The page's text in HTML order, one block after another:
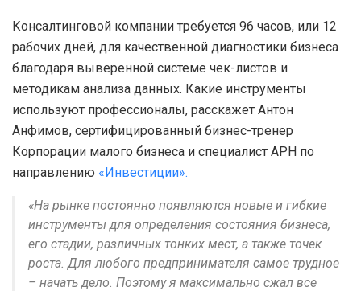
Консалтинговой компании требуется 96 часов, или 12
рабочих дней, для качественной диагностики бизнеса
благодаря выверенной системе чек-листов и
методикам анализа данных. Какие инструменты
используют профессионалы, расскажет Антон
Анфимов, сертифицированный бизнес-тренер
Корпорации малого бизнеса и специалист АРН по
направлению «Инвестиции».
«На рынке постоянно появляются новые и гибкие
инструменты для определения состояния бизнеса,
его стадии, различных тонких мест, а также точек
роста. Для любого предпринимателя самое трудное
– начать дело. Поэтому я максимально сжал все